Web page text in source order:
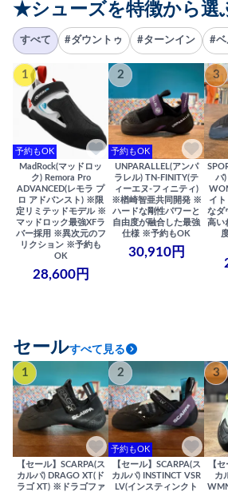
★シューズを特徴から選
すべて #ダウントゥ #ターンイン #ベ
1
予約もOK
MadRock(マッドロッ
ク) Remora Pro
ADVANCED(レモラ プ
ロ アドバンスト) ※限
定リミテッドモデル ※
マッドロック最強XFラ
バー採用 ※異次元のフ
リクション ※予約も
OK
28,600円
2
予約もOK
UNPARALLEL(アンパ
ラレル) TN-FINITY(テ
ィーエヌ-フィニティ)
※楢崎智亜共同開発 ※
ハードな剛性パワーと
自由度が融合した最強
仕様 ※予約もOK
30,910円
3
バ
イ
なダ
高い
セールすべて見る
1
【セール】SCARPA(ス
カルパ) DRAGO XT(ド
ラゴ XT) ※ドラゴファ
2
予約もOK
【セール】SCARPA(ス
カルパ) INSTINCT VSR
LV(インスティンクト
3
【
カ